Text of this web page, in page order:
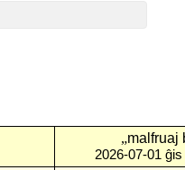
„malfruaj
2026-07-01 ĝis